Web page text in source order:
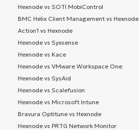
Hexnode vs SOTI MobiControl
BMC Helix Client Management vs Hexnode
Action1 vs Hexnode
Hexnode vs Syxsense
Hexnode vs Kace
Hexnode vs VMware Workspace One
Hexnode vs SysAid
Hexnode vs Scalefusion
Hexnode vs Microsoft Intune
Bravura Optitune vs Hexnode
Hexnode vs PRTG Network Monitor